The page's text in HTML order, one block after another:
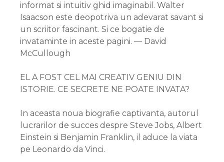
informat si intuitiv ghid imaginabil. Walter
Isaacson este deopotriva un adevarat savant si
un scriitor fascinant. Si ce bogatie de
invataminte in aceste pagini. — David
McCullough
EL A FOST CEL MAI CREATIV GENIU DIN
ISTORIE. CE SECRETE NE POATE INVATA?
In aceasta noua biografie captivanta, autorul
lucrarilor de succes despre Steve Jobs, Albert
Einstein si Benjamin Franklin, il aduce la viata
pe Leonardo da Vinci.